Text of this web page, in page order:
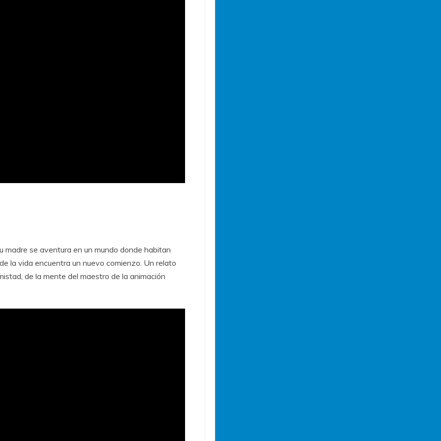
madre se aventura en un mundo donde habitan
la vida encuentra un nuevo comienzo. Un relato
de la mente del maestro de la animación